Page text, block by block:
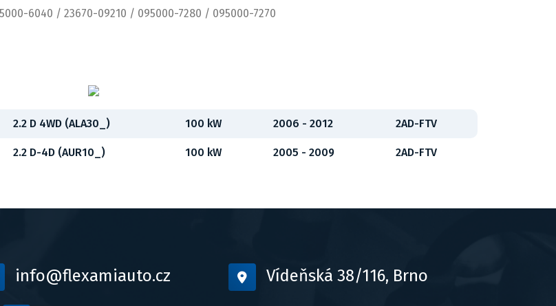
6040 / 23670-09210 / 095000-7280 / 095000-7270
2.2 D 4WD (ALA30_) 100 kW 2006 - 2012 2AD-FTV
2.2 D-4D (AUR10_) 100 kW 2005 - 2009 2AD-FTV
info@flexamiauto.cz Vídeňská 38/116, Brno